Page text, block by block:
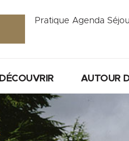
Pratique Agenda
DÉCOUVRIR AUTOUR